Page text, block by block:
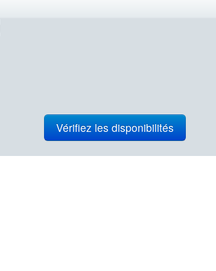
Vérifiez les disponibilités